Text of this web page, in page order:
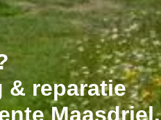
& reparatie
Maasdriel.